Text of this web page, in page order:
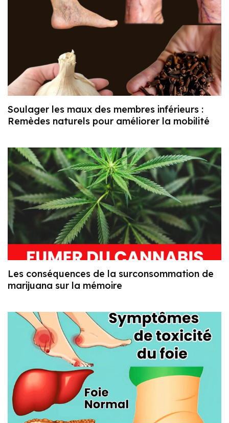
Soulager les maux des membres inférieurs :
Remèdes naturels pour améliorer la mobilité
Les conséquences de la surconsommation de
marijuana sur la mémoire